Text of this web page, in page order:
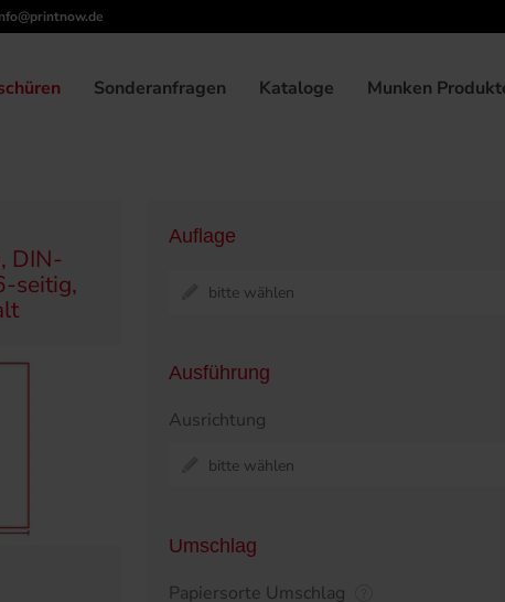
Sonderanfragen Kataloge Munken
Broschüren Klebegebunden Broschüre klebegebunden,
DIN-
seitig,
Auflage
bitte wählen
Ausführung
Ausrichtung
bitte wählen
Umschlag
Papiersorte Umschlag